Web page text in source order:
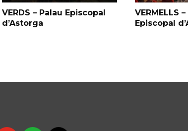
VERDS – Palau Episcopal
d’Astorga
VERMELLS
Episcopal